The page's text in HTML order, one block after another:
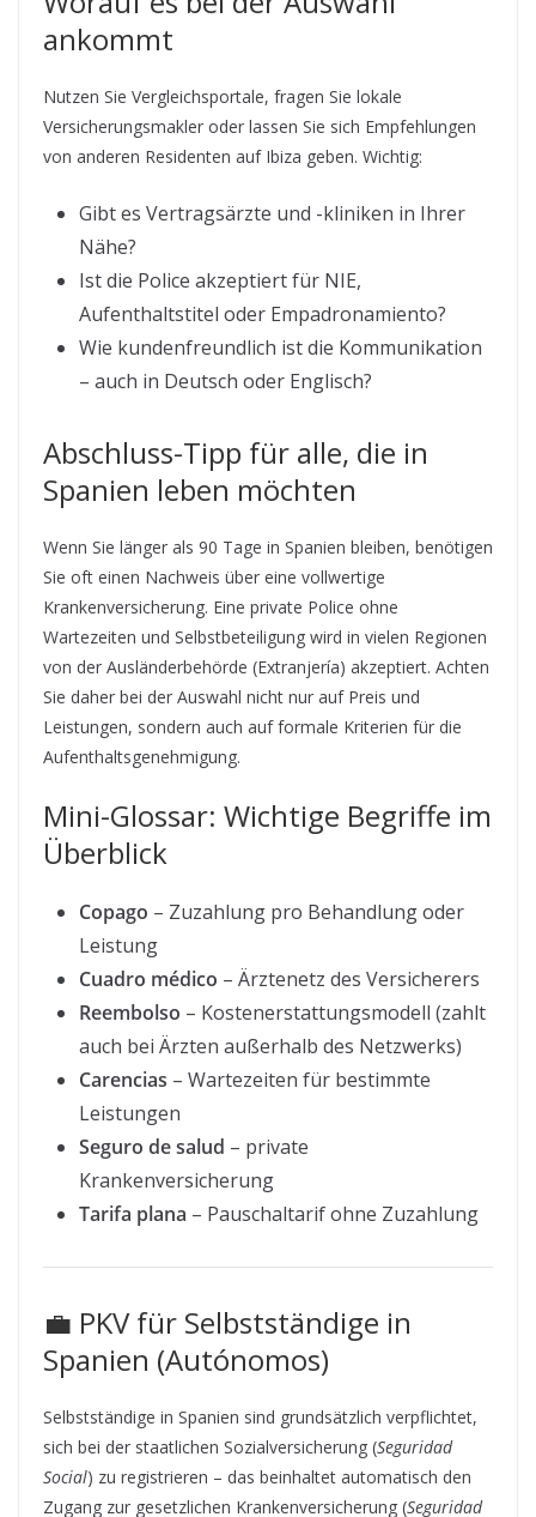
ankommt
Nutzen Sie Vergleichsportale, fragen Sie lokale
Versicherungsmakler oder lassen Sie sich Empfehlungen
von anderen Residenten auf Ibiza geben. Wichtig:
Gibt es Vertragsärzte und -kliniken in Ihrer
Nähe?
Ist die Police akzeptiert für NIE,
Aufenthaltstitel oder Empadronamiento?
Wie kundenfreundlich ist die Kommunikation
– auch in Deutsch oder Englisch?
Abschluss-Tipp für alle, die in
Spanien leben möchten
Wenn Sie länger als 90 Tage in Spanien bleiben, benötigen
Sie oft einen Nachweis über eine vollwertige
Krankenversicherung. Eine private Police ohne
Wartezeiten und Selbstbeteiligung wird in vielen Regionen
von der Ausländerbehörde (Extranjería) akzeptiert. Achten
Sie daher bei der Auswahl nicht nur auf Preis und
Leistungen, sondern auch auf formale Kriterien für die
Aufenthaltsgenehmigung.
Mini-Glossar: Wichtige Begriffe im
Überblick
Copago – Zuzahlung pro Behandlung oder
Leistung
Cuadro médico – Ärztenetz des Versicherers
Reembolso – Kostenerstattungsmodell (zahlt
auch bei Ärzten außerhalb des Netzwerks)
Carencias – Wartezeiten für bestimmte
Leistungen
Seguro de salud – private
Krankenversicherung
Tarifa plana – Pauschaltarif ohne Zuzahlung
💼 PKV für Selbstständige in
Spanien (Autónomos)
Selbstständige in Spanien sind grundsätzlich verpflichtet,
sich bei der staatlichen Sozialversicherung (Seguridad
Social) zu registrieren – das beinhaltet automatisch den
Zugang zur gesetzlichen Krankenversicherung (Seguridad